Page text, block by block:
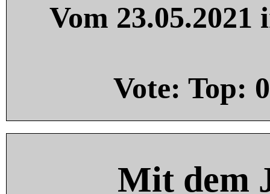
Vom
Vote: Top: 0
Mit dem